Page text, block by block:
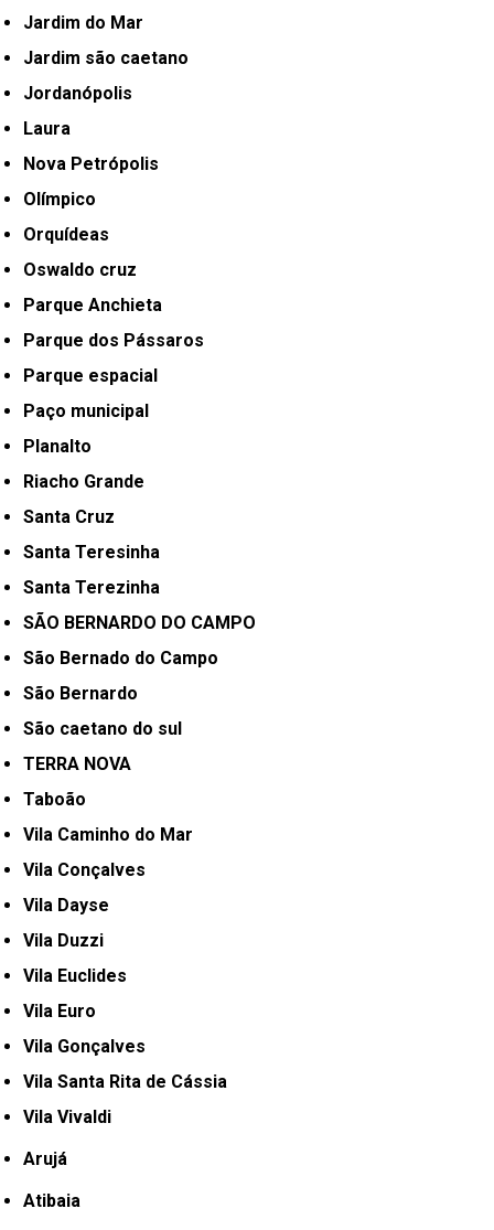
Jardim do Mar
Jardim são caetano
Jordanópolis
Laura
Nova Petrópolis
Olímpico
Orquídeas
Oswaldo cruz
Parque Anchieta
Parque dos Pássaros
Parque espacial
Paço municipal
Planalto
Riacho Grande
Santa Cruz
Santa Teresinha
Santa Terezinha
SÃO BERNARDO DO CAMPO
São Bernado do Campo
São Bernardo
São caetano do sul
TERRA NOVA
Taboão
Vila Caminho do Mar
Vila Conçalves
Vila Dayse
Vila Duzzi
Vila Euclides
Vila Euro
Vila Gonçalves
Vila Santa Rita de Cássia
Vila Vivaldi
Arujá
Atibaia